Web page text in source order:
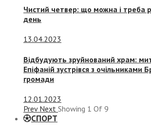
Чистий четвер: що можна і треба
день
13.04.2023
Відбудують зруйнований храм:
Епіфаній зустрівся з очільниками
громади
12.01.2023
Prev Next Showing 1 Of 9
СПОРТ